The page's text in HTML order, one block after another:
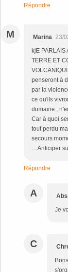
Répondre
M Marina 23/
kjE PARLAIS
TERRE ET
penseront à
par la
ce qu'ils
domaine ,
Car à quoi
tout perdu
secours
....Anticiper
Répondre
A
Je
C